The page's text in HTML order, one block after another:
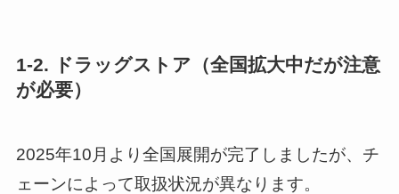
1-2. ドラッグストア（全国拡大中だが注意
が必要）
2025年10月より全国展開が完了しましたが、チ
ェーンによって取扱状況が異なります。